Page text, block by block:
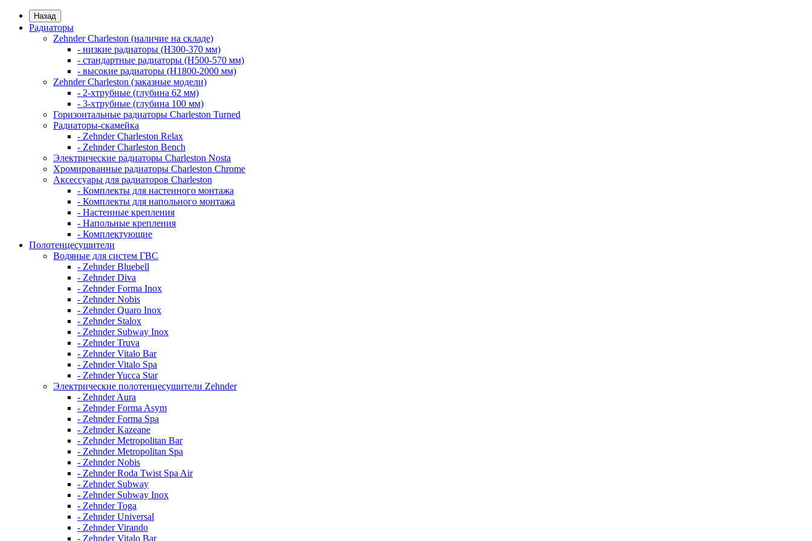
Назад
Радиаторы
Zehnder Charleston (наличие на складе)
- низкие радиаторы (H300-370 мм)
- стандартные радиаторы (H500-570 мм)
- высокие радиаторы (H1800-2000 мм)
Zehnder Charleston (заказные модели)
- 2-хтрубные (глубина 62 мм)
- 3-хтрубные (глубина 100 мм)
Горизонтальные радиаторы Charleston Turned
Радиаторы-скамейка
- Zehnder Charleston Relax
- Zehnder Charleston Bench
Электрические радиаторы Charleston Nosta
Хромированные радиаторы Charleston Chrome
Аксессуары для радиаторов Charleston
- Комплекты для настенного монтажа
- Комплекты для напольного монтажа
- Настенные крепления
- Напольные крепления
- Комплектующие
Полотенцесушители
Водяные для систем ГВС
- Zehnder Bluebell
- Zehnder Diva
- Zehnder Forma Inox
- Zehnder Nobis
- Zehnder Quaro Inox
- Zehnder Stalox
- Zehnder Subway Inox
- Zehnder Truva
- Zehnder Vitalo Bar
- Zehnder Vitalo Spa
- Zehnder Yucca Star
Электрические полотенцесушители Zehnder
- Zehnder Aura
- Zehnder Forma Asym
- Zehnder Forma Spa
- Zehnder Kazeane
- Zehnder Metropolitan Bar
- Zehnder Metropolitan Spa
- Zehnder Nobis
- Zehnder Roda Twist Spa Air
- Zehnder Subway
- Zehnder Subway Inox
- Zehnder Toga
- Zehnder Universal
- Zehnder Virando
- Zehnder Vitalo Bar